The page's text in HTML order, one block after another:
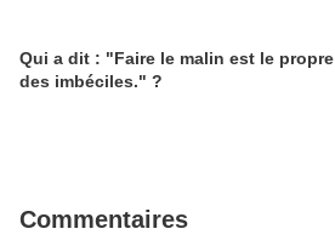
Qui a dit : "Faire le malin est le propre
des imbéciles." ?
Commentaires